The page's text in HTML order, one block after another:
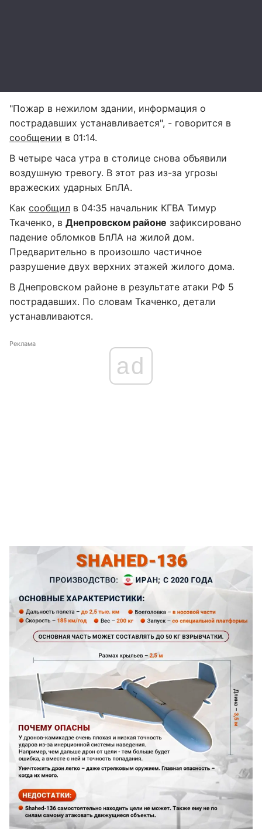
"Пожар в нежилом здании, информация о
пострадавших устанавливается", - говорится в
сообщении в 01:14.
В четыре часа утра в столице снова объявили
воздушную тревогу. В этот раз из-за угрозы
вражеских ударных БпЛА.
Как сообщил в 04:35 начальник КГВА Тимур
Ткаченко, в Днепровском районе зафиксировано
падение обломков БпЛА на жилой дом.
Предварительно в произошло частичное
разрушение двух верхних этажей жилого дома.
В Днепровском районе в результате атаки РФ 5
пострадавших. По словам Ткаченко, детали
устанавливаются.
Реклама
ad